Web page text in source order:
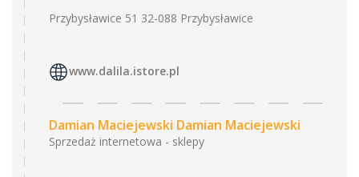
Przybysławice 51 32-088 Przybysławice
www.dalila.istore.pl
Damian Maciejewski Damian Maciejewski
Sprzedaż internetowa - sklepy